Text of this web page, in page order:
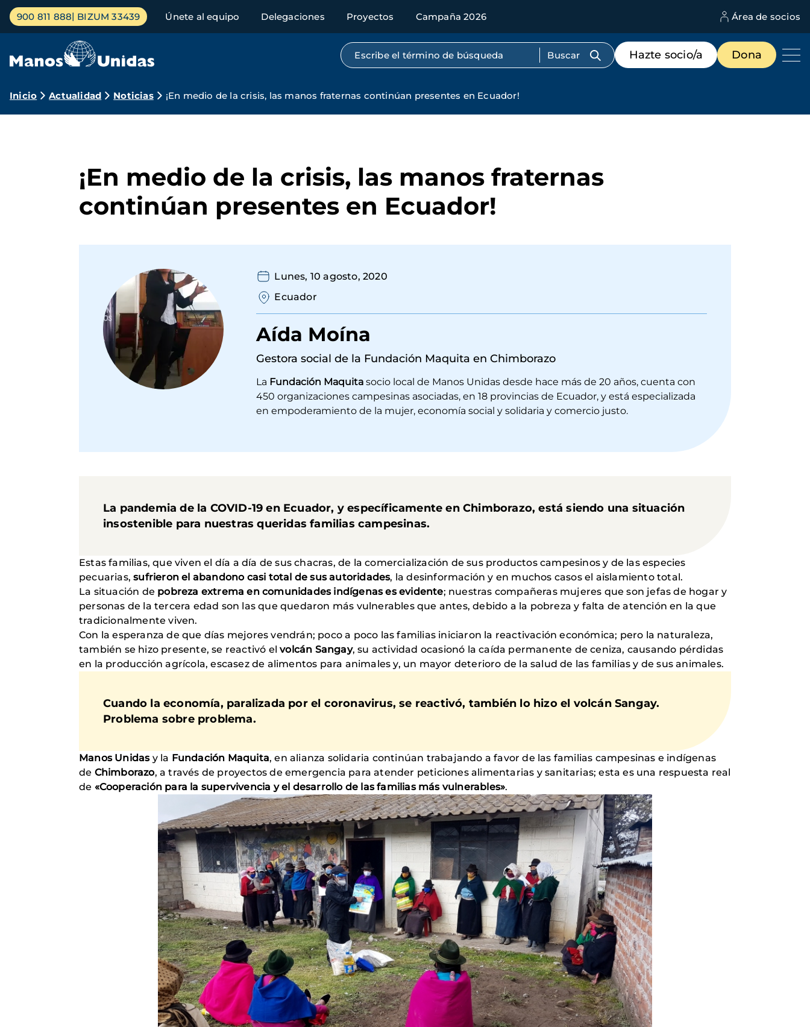
Pasar
contenido
Menú
principal
900 811 888 BIZUM 33439 Únete al equipo Delegaciones Proyectos Campaña 2026 Área de socios
Búsqueda por texto completo
Menú
de
destacados
Hazte socio/a Dona
Ruta
Inicio Actualidad Noticias ¡En medio de la crisis, las manos fraternas continúan presentes en Ecuador!
¡En medio de la crisis, las manos fraternas
continúan presentes en Ecuador!
Lunes, 10 agosto, 2020
Ecuador
Aída Moína
Gestora social de la Fundación Maquita en Chimborazo
La Fundación Maquita socio local de Manos Unidas desde hace más de 20 años, cuenta con
450 organizaciones campesinas asociadas, en 18 provincias de Ecuador, y está especializada
en empoderamiento de la mujer, economía social y solidaria y comercio justo.
La pandemia de la COVID-19 en Ecuador, y específicamente en Chimborazo, está siendo una situación
insostenible para nuestras queridas familias campesinas.
Estas familias, que viven el día a día de sus chacras, de la comercialización de sus productos campesinos y de las especies
pecuarias,sufrieron el abandono casi total de sus autoridades, la desinformación y en muchos casos el aislamiento total.
La situación de pobreza extrema en comunidades indígenas es evidente; nuestras compañeras mujeres que son jefas de hogar y
personas de la tercera edad son las que quedaron más vulnerables que antes, debido a la pobreza y falta de atención en la que
tradicionalmente viven.
Con la esperanza de que días mejores vendrán; poco a poco las familias iniciaron la reactivación económica; pero la naturaleza,
también se hizo presente, se reactivó elvolcán Sangay, su actividad ocasionó la caída permanente de ceniza, causando pérdidas
en la producción agrícola, escasez de alimentos para animales y, un mayor deterioro de la salud de las familias y de sus animales.
Cuando la economía, paralizada por el coronavirus, se reactivó, también lo hizo el volcán Sangay.
Problema sobre problema.
Manos Unidasy la Fundación Maquita, en alianza solidaria continúan trabajando a favor de las familias campesinas e indígenas
de Chimborazo, a través de proyectos de emergencia para atender peticiones alimentarias y sanitarias; esta es una respuesta real
de «Cooperación para la supervivencia y el desarrollo de las familias más vulnerables».